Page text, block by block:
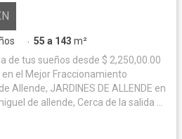
· 55 a 143 m²
de tus sueños desde $ 2,250,00.00
Allende, JARDINES DE ALLENDE en
de allende, Cerca de la salida a